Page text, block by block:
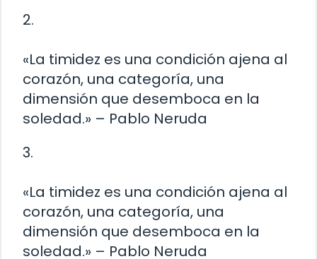
2.
«La timidez es una condición ajena al
corazón, una categoría, una
dimensión que desemboca en la
soledad.» – Pablo Neruda
3.
«La timidez es una condición ajena al
corazón, una categoría, una
dimensión que desemboca en la
soledad.» – Pablo Neruda